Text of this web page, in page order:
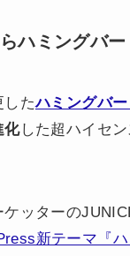
ハミングバー
したハミングバー
化した超ハイセ
ッターの
新テーマ『ハ